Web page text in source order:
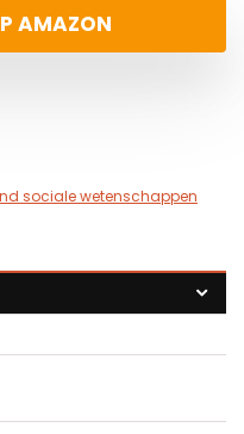
AMAZON
sociale wetenschappen